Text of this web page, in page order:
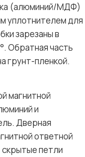
(алюминий/МДФ)
уплотнителем для
зарезаны в
Обратная часть
грунт-пленкой.
магнитной
и
Дверная
ответной
скрытые петли